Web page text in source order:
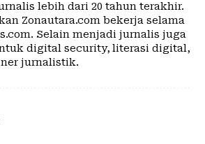
lebih dari 20 tahun terakhir.
Zonautara.com bekerja selama
Selain menjadi jurnalis juga
digital security, literasi digital,
jurnalistik.